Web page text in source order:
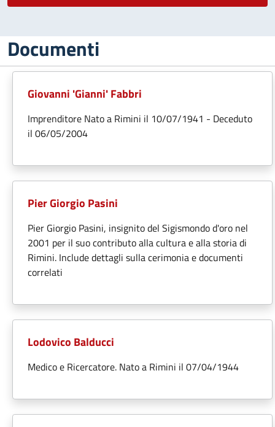
Documenti
Giovanni 'Gianni' Fabbri
Imprenditore Nato a Rimini il 10/07/1941 - Deceduto
il 06/05/2004
Pier Giorgio Pasini
Pier Giorgio Pasini, insignito del Sigismondo d'oro nel
2001 per il suo contributo alla cultura e alla storia di
Rimini. Include dettagli sulla cerimonia e documenti
correlati
Lodovico Balducci
Medico e Ricercatore. Nato a Rimini il 07/04/1944